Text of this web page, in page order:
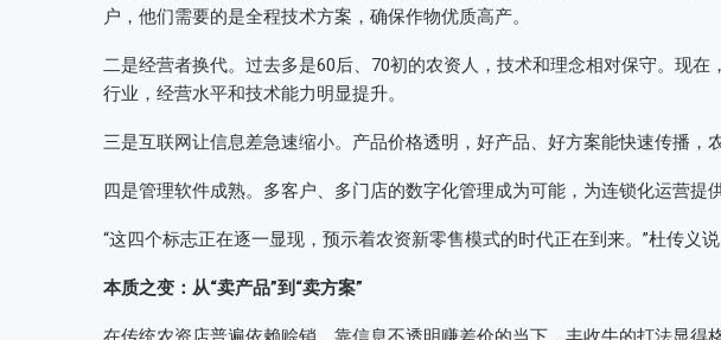
户，他们需要的是全程技术方案，确保作物优质高产。
二是经营者换代。过去多是60后、70初的农资人，技术和理念相对保守。现在
行业，经营水平和技术能力明显提升。
三是互联网让信息差急速缩小。产品价格透明，好产品、好方案能快速传播，农
四是管理软件成熟。多客户、多门店的数字化管理成为可能，为连锁化运营提
“这四个标志正在逐一显现，预示着农资新零售模式的时代正在到来。”杜传义说
本质之变：从“卖产品”到“卖方案”